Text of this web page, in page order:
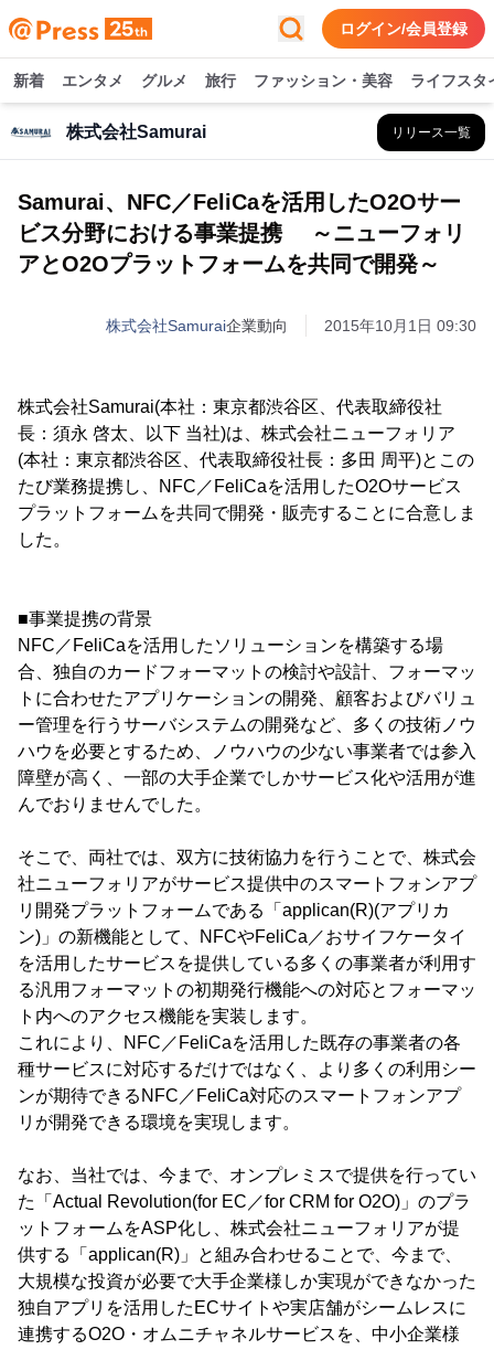
ログイン/会員登録
新着 エンタメ グルメ 旅行 ファッション・美容 ライフスタ
株式会社Samurai リリース一覧
Samurai、NFC／FeliCaを活用したO2Oサー
ビス分野における事業提携 ～ニューフォリ
アとO2Oプラットフォームを共同で開発～
株式会社Samurai企業動向 2015年10月1日 09:30
株式会社Samurai(本社：東京都渋谷区、代表取締役社
長：須永 啓太、以下 当社)は、株式会社ニューフォリア
(本社：東京都渋谷区、代表取締役社長：多田 周平)とこの
たび業務提携し、NFC／FeliCaを活用したO2Oサービス
プラットフォームを共同で開発・販売することに合意しま
した。
■事業提携の背景
NFC／FeliCaを活用したソリューションを構築する場
合、独自のカードフォーマットの検討や設計、フォーマッ
トに合わせたアプリケーションの開発、顧客およびバリュ
ー管理を行うサーバシステムの開発など、多くの技術ノウ
ハウを必要とするため、ノウハウの少ない事業者では参入
障壁が高く、一部の大手企業でしかサービス化や活用が進
んでおりませんでした。
そこで、両社では、双方に技術協力を行うことで、株式会
社ニューフォリアがサービス提供中のスマートフォンアプ
リ開発プラットフォームである「applican(R)(アプリカ
ン)」の新機能として、NFCやFeliCa／おサイフケータイ
を活用したサービスを提供している多くの事業者が利用す
る汎用フォーマットの初期発行機能への対応とフォーマッ
ト内へのアクセス機能を実装します。
これにより、NFC／FeliCaを活用した既存の事業者の各
種サービスに対応するだけではなく、より多くの利用シー
ンが期待できるNFC／FeliCa対応のスマートフォンアプ
リが開発できる環境を実現します。
なお、当社では、今まで、オンプレミスで提供を行ってい
た「Actual Revolution(for EC／for CRM for O2O)」のプラ
ットフォームをASP化し、株式会社ニューフォリアが提
供する「applican(R)」と組み合わせることで、今まで、
大規模な投資が必要で大手企業様しか実現ができなかった
独自アプリを活用したECサイトや実店舗がシームレスに
連携するO2O・オムニチャネルサービスを、中小企業様